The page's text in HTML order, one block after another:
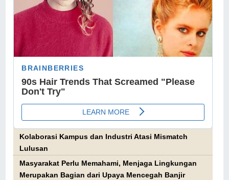
Kolaborasi Kampus dan Industri Atasi Mismatch
Lulusan
Masyarakat Perlu Memahami, Menjaga Lingkungan
Merupakan Bagian dari Upaya Mencegah Banjir